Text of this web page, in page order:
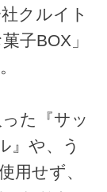
クルイト
子BOX」
た『サッ
』や、う
用せず、